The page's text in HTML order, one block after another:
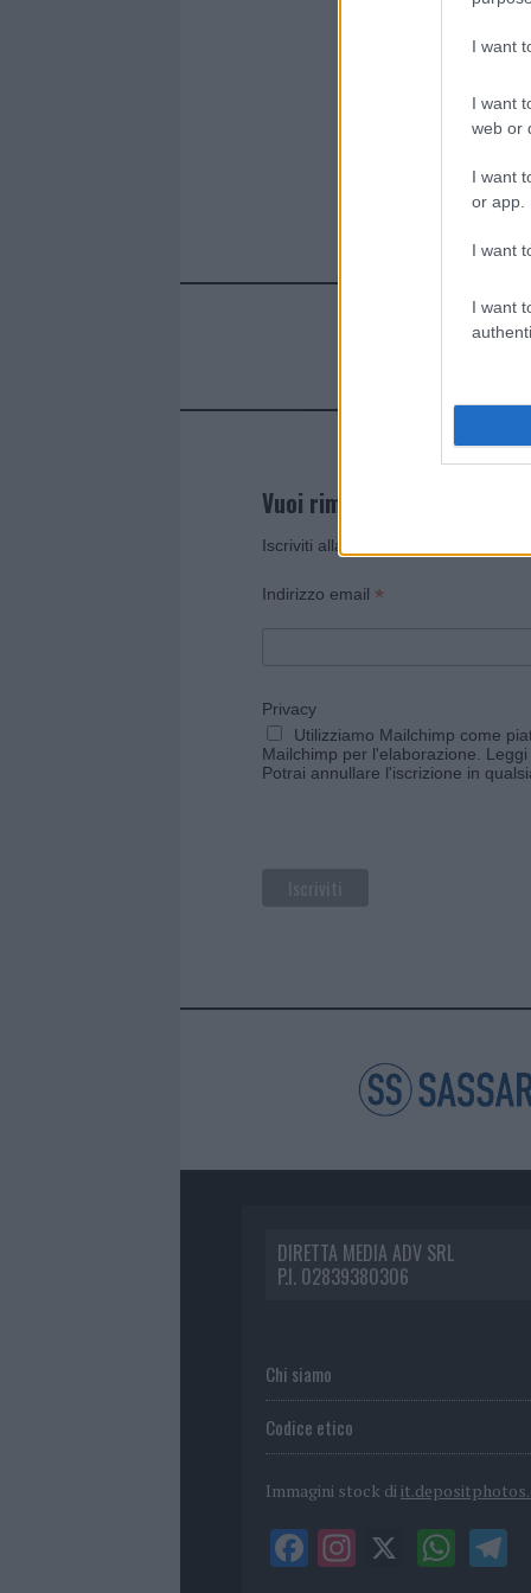
I want
I want
web or
I want
or app.
I want
I want
Vuoi rimanere sempre
Iscriviti alla newsletter di Gallura
Indirizzo email *
Privacy
Utilizziamo Mailchimp come
Mailchimp per l'elaborazione.
Potrai annullare l'iscrizione in
DIRETTA MEDIA ADV SRL
P.I. 02839380306
Chi siamo
Codice etico
Immagini stock di